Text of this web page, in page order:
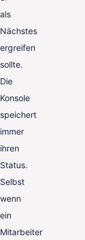
als
Nächstes
ergreifen
sollte.
Die
Konsole
speichert
immer
ihren
Status.
Selbst
wenn
ein
Mitarbeiter